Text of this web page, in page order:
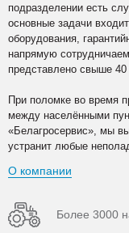
подразделении есть
основные задачи
оборудования,
напрямую
представлено свыше 40
При поломке во время
между населёнными
«Белагросервис», мы
устранит любые
О компании
Более 3000